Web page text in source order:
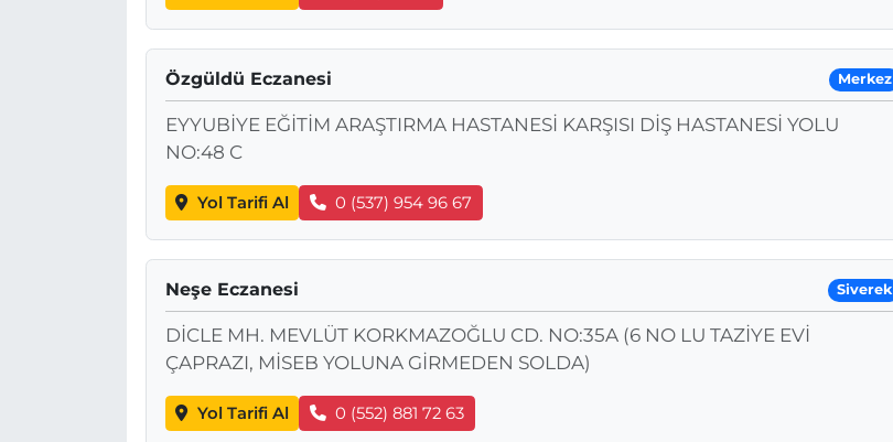
Özgüldü Eczanesi Merkez
EYYUBİYE EĞİTİM ARAŞTIRMA HASTANESİ KARŞISI DİŞ HASTANESİ YOLU
NO:48 C
Yol Tarifi Al 0 (537) 954 96 67
Neşe Eczanesi Siverek
DİCLE MH. MEVLÜT KORKMAZOĞLU CD. NO:35A (6 NO LU TAZİYE EVİ
ÇAPRAZI, MİSEB YOLUNA GİRMEDEN SOLDA)
Yol Tarifi Al 0 (552) 881 72 63